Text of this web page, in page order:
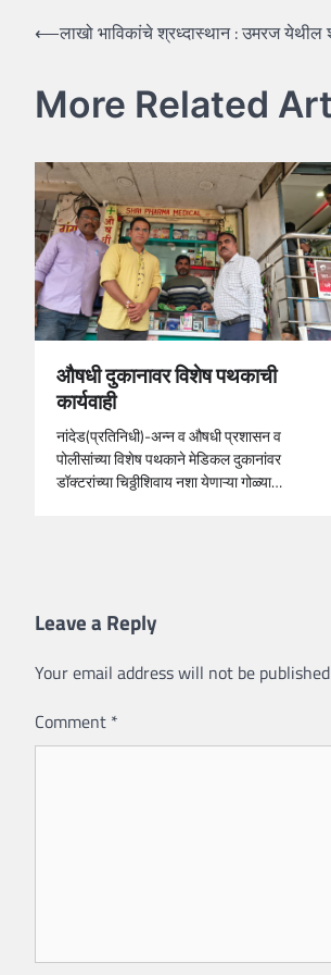
Post
⟵लाखो भाविकांचे श्रध्दास्थान : उमरज
More Related
औषधी दुकानावर विशेष पथकाची
कार्यवाही
नांदेड(प्रतिनिधी)-अन्न व औषधी प्रशासन व
पोलीसांच्या विशेष पथकाने मेडिकल दुकानांवर
डॉक्टरांच्या चिठ्ठीशिवाय नशा येणाऱ्या गोळ्या…
Leave a Reply
Your email address will not be
Comment *